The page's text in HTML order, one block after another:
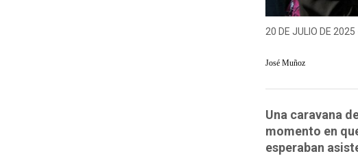
20 DE JULIO DE 2025
José Muñoz
Una caravana
momento en
esperaban